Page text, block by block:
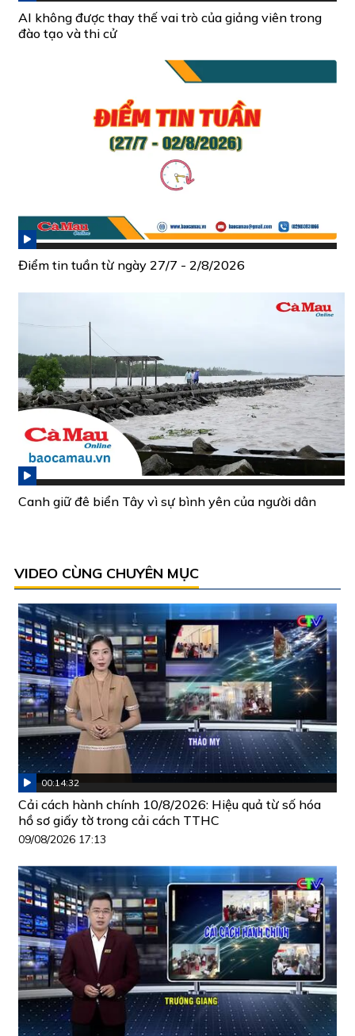
AI không được thay thế vai trò của giảng viên trong
đào tạo và thi cử
Điểm tin tuần từ ngày 27/7 - 2/8/2026
Canh giữ đê biển Tây vì sự bình yên của người dân
VIDEO CÙNG CHUYÊN MỤC
00:14:32
Cải cách hành chính 10/8/2026: Hiệu quả từ số hóa
hồ sơ giấy tờ trong cải cách TTHC
09/08/2026 17:13